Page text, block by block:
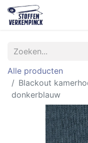
Alle producten
Blackout
donkerblauw